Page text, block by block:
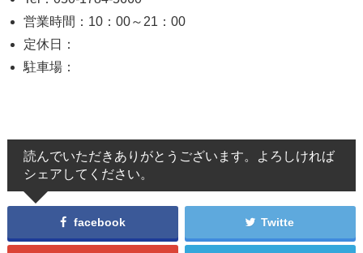
営業時間：10：00～21：00
定休日：
駐車場：
読んでいただきありがとうございます。よろしければ
シェアしてください。
facebook Twitte